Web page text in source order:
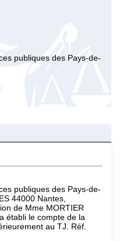
publiques des Pays-de-
publiques des Pays-de-
44000 Nantes,
de Mme MORTIER
établi le compte de la
au TJ. Réf.